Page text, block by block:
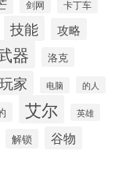
剑网 卡丁车
技能 攻略
器 洛克
玩家 电脑 的人
艾尔 英雄
解锁 谷物